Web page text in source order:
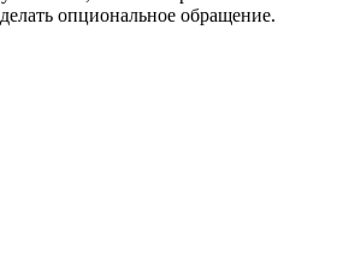
опциональное обращение.